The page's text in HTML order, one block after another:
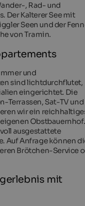
, Rad- und
Der Kalterer See mit
Seen und der
von Tramin.
und
sind lichtdurchflutet,
eingerichtet. Die
Terrassen, Sat-TV und
wir ein
ausgestattete
Auf Anfrage können
Brötchen-Service
mit